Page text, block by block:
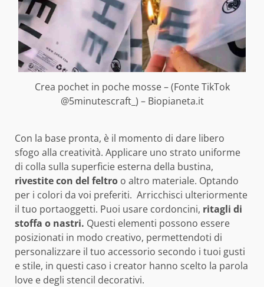
Crea pochet in poche mosse – (Fonte TikTok
@5minutescraft_) – Biopianeta.it
Con la base pronta, è il momento di dare libero
sfogo alla creatività. Applicare uno strato uniforme
di colla sulla superficie esterna della bustina,
rivestite con del feltro o altro materiale. Optando
per i colori da voi preferiti. Arricchisci ulteriormente
il tuo portaoggetti. Puoi usare cordoncini, ritagli di
stoffa o nastri. Questi elementi possono essere
posizionati in modo creativo, permettendoti di
personalizzare il tuo accessorio secondo i tuoi gusti
e stile, in questi caso i creator hanno scelto la parola
love e degli stencil decorativi.